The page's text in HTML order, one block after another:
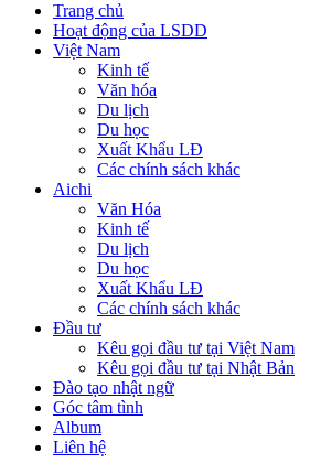
Trang chủ
Hoạt động của LSDD
Việt Nam
Kinh tế
Văn hóa
Du lịch
Du học
Xuất Khẩu LĐ
Các chính sách khác
Aichi
Văn Hóa
Kinh tế
Du lịch
Du học
Xuất Khẩu LĐ
Các chính sách khác
Đầu tư
Kêu gọi đầu tư tại Việt Nam
Kêu gọi đầu tư tại Nhật Bản
Đào tạo nhật ngữ
Góc tâm tình
Album
Liên hệ